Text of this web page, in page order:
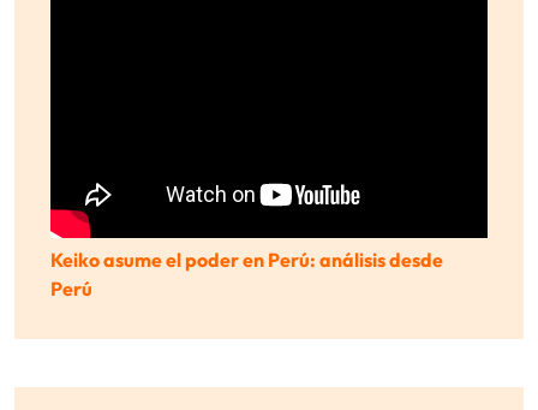
Keiko asume el poder en Perú: análisis desde
Perú